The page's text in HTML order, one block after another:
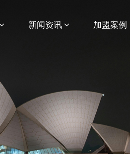
新闻资讯 加盟案例